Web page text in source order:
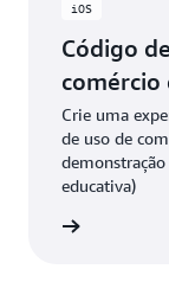
iOS
Código
Crie uma
de uso de
educativa)